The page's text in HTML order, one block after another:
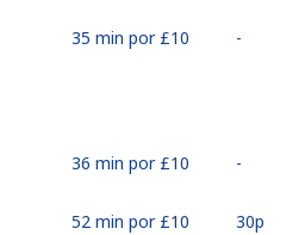
35 min por ⁦£10⁩ -
36 min por ⁦£10⁩ -
52 min por ⁦£10⁩ ⁦30p⁩